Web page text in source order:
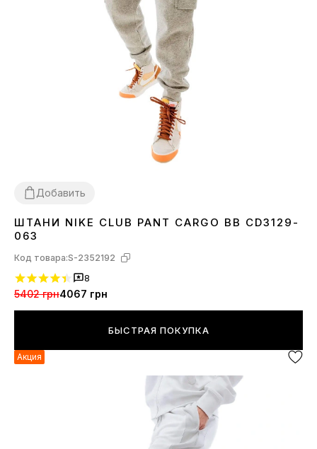
Добавить
SMLXL
ШТАНИ NIKE CLUB PANT CARGO BB CD3129-
063
Код товара:S-2352192
8
5402 грн4067 грн
БЫСТРАЯ ПОКУПКА
Акция